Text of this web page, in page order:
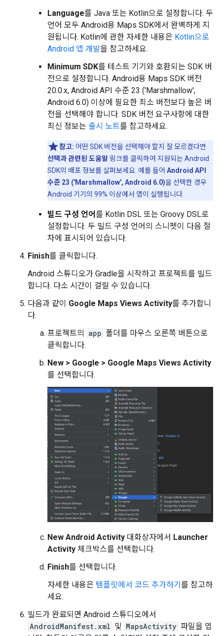
Language를 Java 또는 Kotlin으로 설정합니다. 두
언어 모두 Android용 Maps SDK에서 완벽하게 지
원됩니다. Kotlin에 관한 자세한 내용은 Kotlin으로
Android 앱 개발을 참고하세요.
Minimum SDK를 테스트 기기와 호환되는 SDK 버
전으로 설정합니다. Android용 Maps SDK 버전
20.0.x, Android API 수준 23 ('Marshmallow',
Android 6.0) 이상에 필요한 최소 버전보다 높은 버
전을 선택해야 합니다. SDK 버전 요구사항에 대한
최신 정보는 출시 노트를 참고하세요.
참고: 어떤 SDK 버전을 선택해야 할지 잘 모르겠다면
선택과 관련된 도움말 링크를 클릭하여 지원되는 Android
SDK의 배포 정보를 살펴보세요. 예를 들어 Android API
수준 23 ('Marshmallow', Android 6.0)을 선택한 경우
Android 기기의 99% 이상에서 앱이 실행됩니다.
빌드 구성 언어 를 Kotlin DSL 또는 Groovy DSL로
설정합니다. 두 빌드 구성 언어의 스니펫이 다음 절
차에 표시되어 있습니다.
Finish를 클릭합니다.
Android 스튜디오가 Gradle을 시작하고 프로젝트를 빌드
합니다. 다소 시간이 걸릴 수 있습니다.
다음과 같이 Google Maps Views Activity를 추가합니
다.
프로젝트의
app 폴더를 마우스 오른쪽 버튼으로
클릭합니다.
New > Google > Google Maps Views Activity
를 선택합니다.
New Android Activity 대화상자에서 Launcher
Activity 체크박스를 선택합니다.
Finish를 선택합니다.
자세한 내용은 템플릿에서 코드 추가하기 를 참고하
세요.
빌드가 완료되면 Android 스튜디오에서
AndroidManifest.xml 및 MapsActivity 파일을 엽